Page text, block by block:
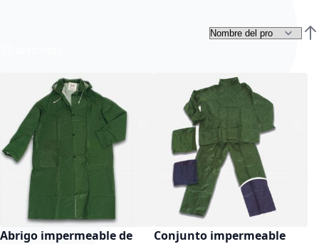
Abrigo impermeable de
Conjunto impermeable